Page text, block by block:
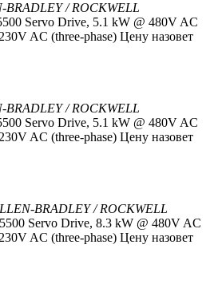
BRADLEY / ROCKWELL
Servo Drive, 5.1 kW @ 480V AC
AC (three-phase) Цену назовет
BRADLEY / ROCKWELL
Servo Drive, 5.1 kW @ 480V AC
AC (three-phase) Цену назовет
BRADLEY / ROCKWELL
Servo Drive, 8.3 kW @ 480V AC
AC (three-phase) Цену назовет